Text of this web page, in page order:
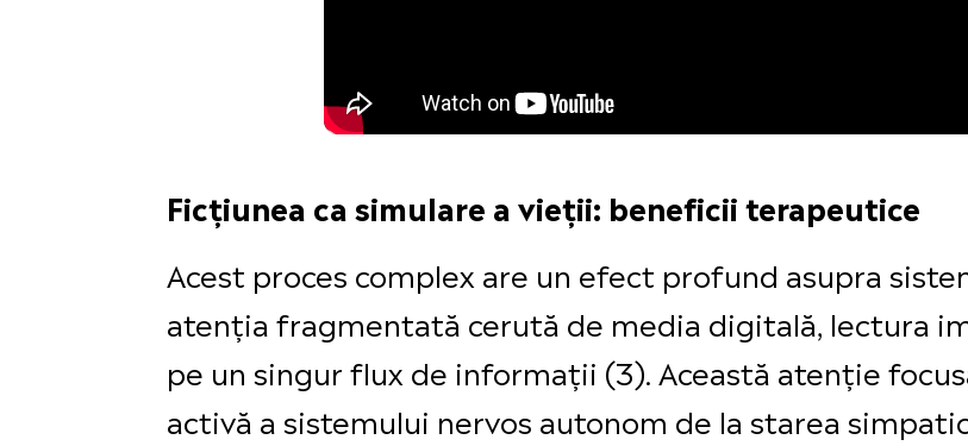
Ficțiunea ca simulare a vieții: beneficii terapeutice
Acest proces complex are un efect profund asupra
atenția fragmentată cerută de media digitală, lectura
pe un singur flux de informații (3). Această atenție
activă a sistemului nervos autonom de la starea